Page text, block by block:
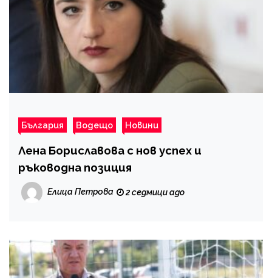
България Водещо Новини
Лена Бориславова с нов успех и
ръководна позиция
Елица Петрова 2 седмици ago